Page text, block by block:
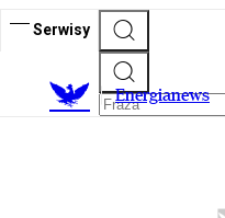
Serwisy
Energianews